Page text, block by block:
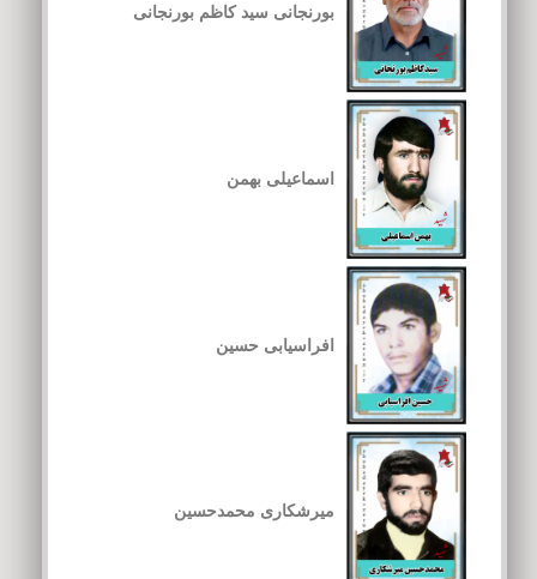
بورنجانی سید کاظم بورنجانی
اسماعیلی بهمن
افراسیابی حسین
میرشکاری محمدحسین